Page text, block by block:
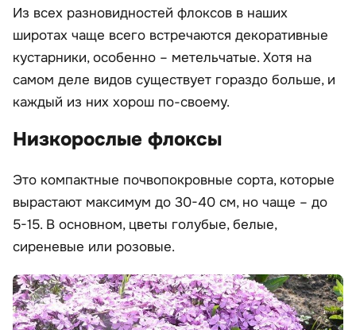
Из всех разновидностей флоксов в наших
широтах чаще всего встречаются декоративные
кустарники, особенно – метельчатые. Хотя на
самом деле видов существует гораздо больше, и
каждый из них хорош по-своему.
Низкорослые флоксы
Это компактные почвопокровные сорта, которые
вырастают максимум до 30-40 см, но чаще – до
5-15. В основном, цветы голубые, белые,
сиреневые или розовые.